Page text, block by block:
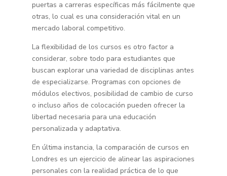
puertas a carreras específicas más fácilmente que
otras, lo cual es una consideración vital en un
mercado laboral competitivo.
La flexibilidad de los cursos es otro factor a
considerar, sobre todo para estudiantes que
buscan explorar una variedad de disciplinas antes
de especializarse. Programas con opciones de
módulos electivos, posibilidad de cambio de curso
o incluso años de colocación pueden ofrecer la
libertad necesaria para una educación
personalizada y adaptativa.
En última instancia, la comparación de cursos en
Londres es un ejercicio de alinear las aspiraciones
personales con la realidad práctica de lo que